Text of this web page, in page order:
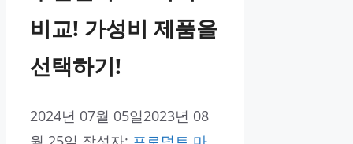
비교! 가성비 제품을
선택하기!
2024년 07월 05일2023년 08